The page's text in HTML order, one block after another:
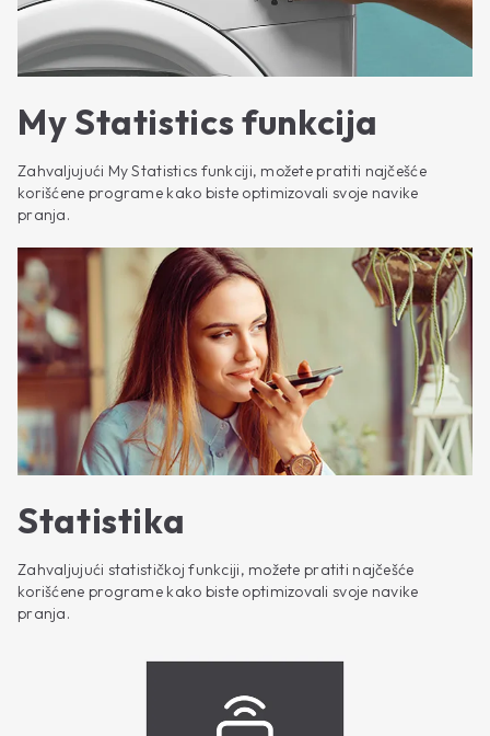
My Statistics funkcija
Zahvaljujući My Statistics funkciji, možete pratiti najčešće
korišćene programe kako biste optimizovali svoje navike
pranja.
Statistika
Zahvaljujući statističkoj funkciji, možete pratiti najčešće
korišćene programe kako biste optimizovali svoje navike
pranja.